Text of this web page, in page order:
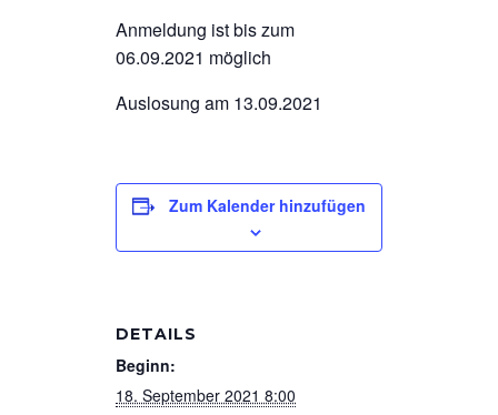
Anmeldung ist bis zum
06.09.2021 möglich
Auslosung am 13.09.2021
Zum Kalender hinzufügen
DETAILS
Beginn:
18. September 2021 8:00